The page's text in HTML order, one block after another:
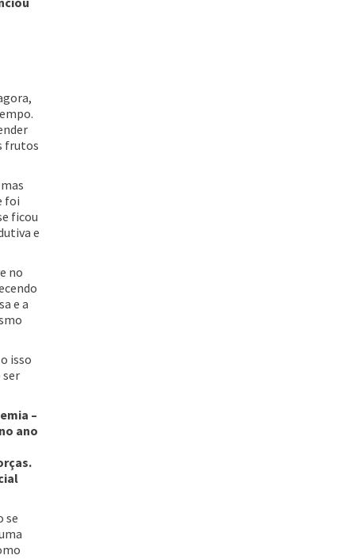
frutos
foi
ficou
e
no
e a
isso
ser
–
ano
se